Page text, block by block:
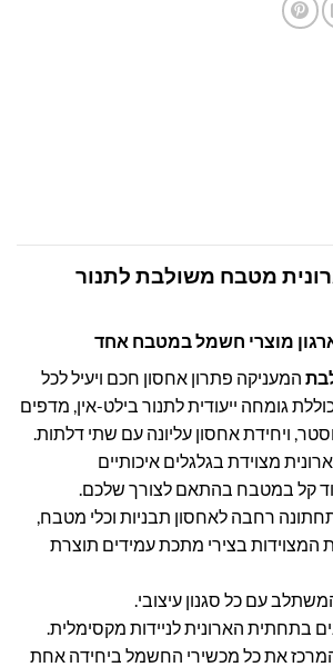
מטבח משולבת לתנור
מוצרי חשמל במטבח אחד
המעניקה פתרון אחסון חכם ויעיל לכל
גומחה ייעודית לתנור בילט-אין, מדפים
ויחידת אחסון עליונה עם שתי דלתות.
מצוידת בגלגלים איכותיים
קל במטבח בהתאם לצורך שלכם.
רחבה לאחסון תבניות וכלי מטבח,
המצוידות בצירי מתכת עמידים תוצרת
עם כל סגנון עיצובי.
בתחתית הארונית לניידות מקסימלית.
המרכז את כל מכשירי החשמל ביחידה אחת